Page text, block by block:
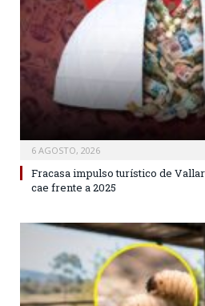
6 AGOSTO, 2026
Fracasa impulso turístico de
cae frente a 2025